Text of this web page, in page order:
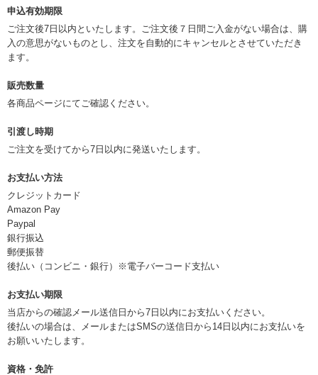
申込有効期限
ご注文後7日以内といたします。ご注文後７日間ご入金がない場合は、購
入の意思がないものとし、注文を自動的にキャンセルとさせていただき
ます。
販売数量
各商品ページにてご確認ください。
引渡し時期
ご注文を受けてから7日以内に発送いたします。
お支払い方法
クレジットカード
Amazon Pay
Paypal
銀行振込
郵便振替
後払い（コンビニ・銀行）※電子バーコード支払い
お支払い期限
当店からの確認メール送信日から7日以内にお支払いください。
後払いの場合は、メールまたはSMSの送信日から14日以内にお支払いを
お願いいたします。
資格・免許